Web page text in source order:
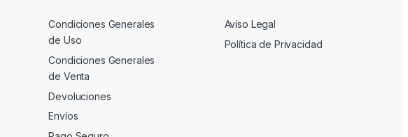
Condiciones Generales
de Uso
Condiciones Generales
de Venta
Devoluciones
Envíos
Aviso Legal
Política de Privacidad